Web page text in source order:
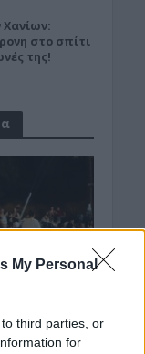
My Personal
third parties, or
for
Χανίων:
στο σπίτι
της!